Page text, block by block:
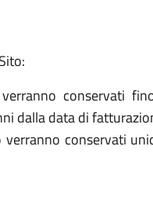
conservati
dalla data di
conservati